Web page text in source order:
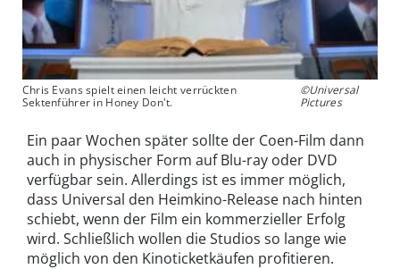
Chris Evans spielt einen leicht verrückten
Sektenführer in Honey Don't.
©Universal
Pictures
Ein paar Wochen später sollte der Coen-Film dann
auch in physischer Form auf Blu-ray oder DVD
verfügbar sein. Allerdings ist es immer möglich,
dass Universal den Heimkino-Release nach hinten
schiebt, wenn der Film ein kommerzieller Erfolg
wird. Schließlich wollen die Studios so lange wie
möglich von den Kinoticketkäufen profitieren.